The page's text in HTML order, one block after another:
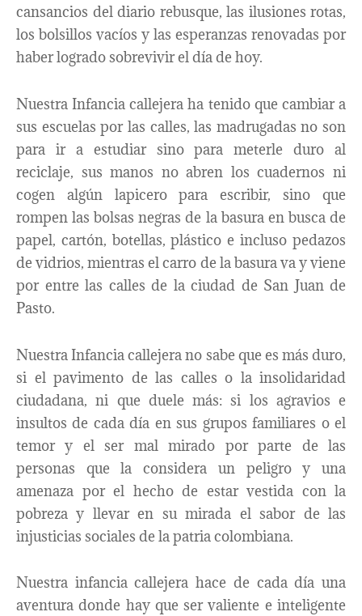
cansancios del diario rebusque, las ilusiones rotas,
los bolsillos vacíos y las esperanzas renovadas por
haber logrado sobrevivir el día de hoy.
Nuestra Infancia callejera ha tenido que cambiar a
sus escuelas por las calles, las madrugadas no son
para ir a estudiar sino para meterle duro al
reciclaje, sus manos no abren los cuadernos ni
cogen algún lapicero para escribir, sino que
rompen las bolsas negras de la basura en busca de
papel, cartón, botellas, plástico e incluso pedazos
de vidrios, mientras el carro de la basura va y viene
por entre las calles de la ciudad de San Juan de
Pasto.
Nuestra Infancia callejera no sabe que es más duro,
si el pavimento de las calles o la insolidaridad
ciudadana, ni que duele más: si los agravios e
insultos de cada día en sus grupos familiares o el
temor y el ser mal mirado por parte de las
personas que la considera un peligro y una
amenaza por el hecho de estar vestida con la
pobreza y llevar en su mirada el sabor de las
injusticias sociales de la patria colombiana.
Nuestra infancia callejera hace de cada día una
aventura donde hay que ser valiente e inteligente